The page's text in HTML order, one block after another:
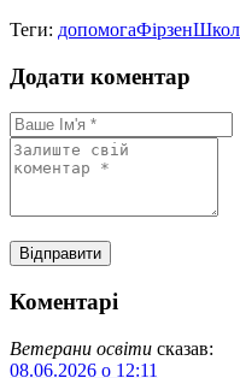
Теги: допомогаФірзен
Додати коментар
Коментарі
Ветерани освіти сказав:
08.06.2026 о 12:11